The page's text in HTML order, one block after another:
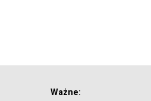
Ważne: